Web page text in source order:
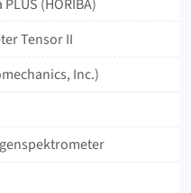
(HORIBA)
Tensor II
Inc.)